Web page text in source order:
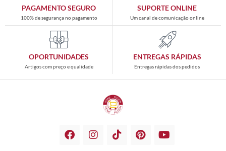
PAGAMENTO SEGURO
100% de segurança no pagamento
SUPORTE ONLINE
Um canal de comunicação online
OPORTUNIDADES
Artigos com preço e qualidade
ENTREGAS RÁPIDAS
Entregas rápidas dos pedidos